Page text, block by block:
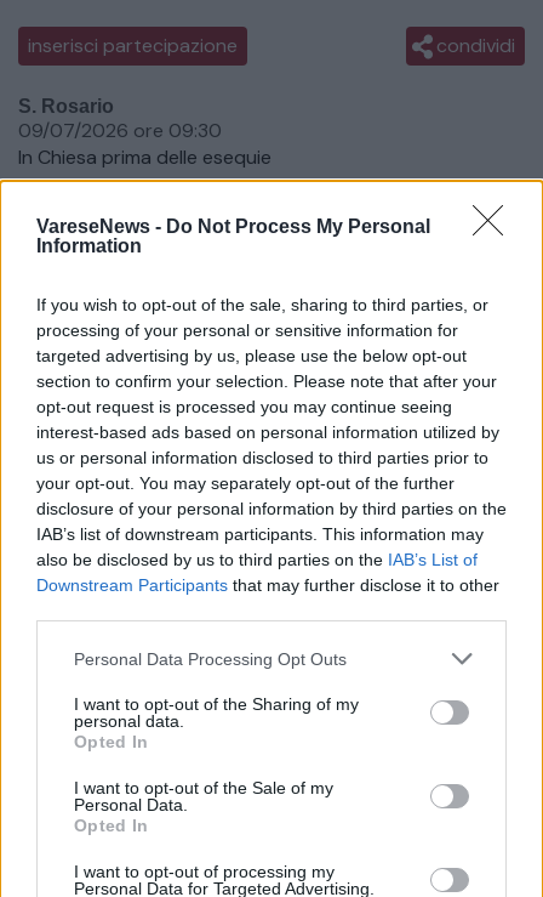
VareseNews - Do Not Process My Personal
Information
If you wish to opt-out of the sale, sharing to third parties, or
processing of your personal or sensitive information for
targeted advertising by us, please use the below opt-out
section to confirm your selection. Please note that after your
opt-out request is processed you may continue seeing
interest-based ads based on personal information utilized by
us or personal information disclosed to third parties prior to
your opt-out. You may separately opt-out of the further
disclosure of your personal information by third parties on the
IAB’s list of downstream participants. This information may
also be disclosed by us to third parties on the IAB’s List of
Downstream Participants that may further disclose it to other
Personal Data Processing Opt Outs
I want to opt-out of the Sharing of my
personal data.
Opted In
I want to opt-out of the Sale of my
Personal Data.
Opted In
I want to opt-out of processing my
Personal Data for Targeted Advertising.
inserisci partecipazione condividi
S. Rosario
09/07/2026 ore 09:30
In Chiesa prima delle esequie
Data del Funerale
09/07/2026
10:00
Luogo del Funerale
Chiesa Parrocchiale di SS. Crocifisso in Ponte Tresa
Ora di Sepoltura
09/07/2026 ore 10:50
Luogo di Sepoltura
Cimitero di Lavena Ponte Tresa
Annuncio inserito da:
Onoranze Funebri Lachi &
Menefoglio
Firmato: